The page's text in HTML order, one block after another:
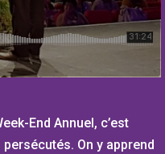
End Annuel, c’est
On y apprend